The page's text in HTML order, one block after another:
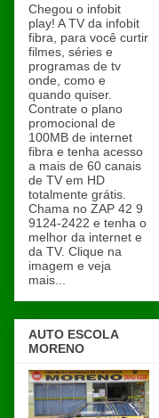
Chegou o infobit
play! A TV da infobit
fibra, para você curtir
filmes, séries e
programas de tv
onde, como e
quando quiser.
Contrate o plano
promocional de
100MB de internet
fibra e tenha acesso
a mais de 60 canais
de TV em HD
totalmente grátis.
Chama no ZAP 42 9
9124-2422 e tenha o
melhor da internet e
da TV. Clique na
imagem e veja
mais...
AUTO ESCOLA
MORENO